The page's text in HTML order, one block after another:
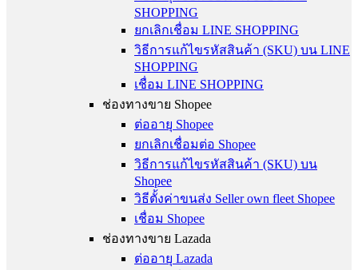
SHOPPING
ยกเลิกเชื่อม LINE SHOPPING
วิธีการแก้ไขรหัสสินค้า (SKU) บน LINE
SHOPPING
เชื่อม LINE SHOPPING
ช่องทางขาย Shopee
ต่ออายุ Shopee
ยกเลิกเชื่อมต่อ Shopee
วิธีการแก้ไขรหัสสินค้า (SKU) บน
Shopee
วิธีตั้งค่าขนส่ง Seller own fleet Shopee
เชื่อม Shopee
ช่องทางขาย Lazada
ต่ออายุ Lazada